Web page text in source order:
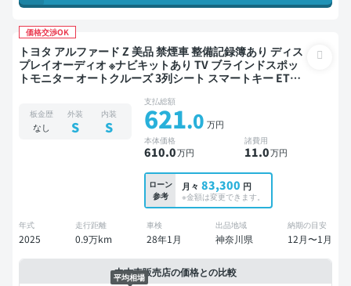
価格交渉OK
トヨタ アルファード Z 美品 禁煙車 整備記録簿あり ディス
プレイオーディオ ※ナビキットあり TV ブラインドスポッ
トモニター オートクルーズ 3列シート スマートキー ETC
コーダー 衝突軽減 両側電動スライドドア 7人乗り
板金歴
なし
外装
S
内装
S
支払総額
621.0 万円
本体価格
610.0万円
諸費用
11.0万円
ローン
参考
月々 83,300 円
※金額は変更できます。
年式
2025
走行距離
0.9万km
車検
28年1月
出品地域
神奈川県
納期の目安
12月〜1月
中古車販売店の価格との比較
平均相場